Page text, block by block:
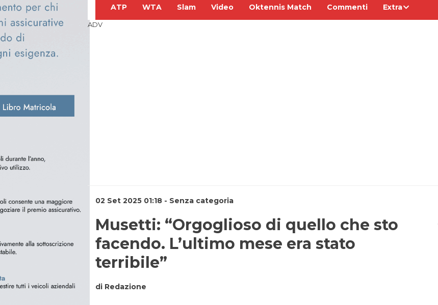
ATP WTA Slam Video Oktennis Match Commenti Extra
02 Set 2025 01:18 - Senza categoria
Musetti: “Orgoglioso di quello che sto
facendo. L’ultimo mese era stato
terribile”
di Redazione